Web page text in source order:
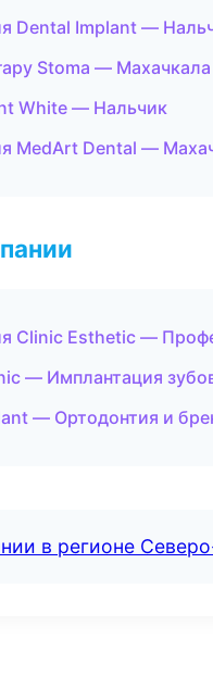
Dental Implant —
Stoma — Махачкала
White — Нальчик
MedArt Dental —
Clinic Esthetic —
— Имплантация
— Ортодонтия и
в регионе